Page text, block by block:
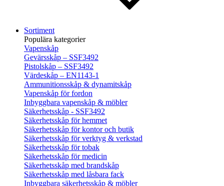
Sortiment
Populära kategorier
Vapenskåp
Gevärsskåp – SSF3492
Pistolskåp – SSF3492
Värdeskåp – EN1143-1
Ammunitionsskåp & dynamitskåp
Vapenskåp för fordon
Inbyggbara vapenskåp & möbler
Säkerhetsskåp - SSF3492
Säkerhetsskåp för hemmet
Säkerhetsskåp för kontor och butik
Säkerhetsskåp för verktyg & verkstad
Säkerhetsskåp för tobak
Säkerhetsskåp för medicin
Säkerhetsskåp med brandskåp
Säkerhetsskåp med låsbara fack
Inbyggbara säkerhetsskåp & möbler